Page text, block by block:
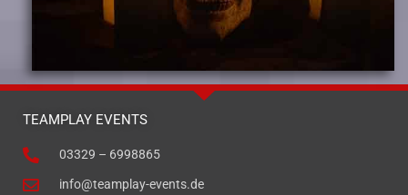
TEAMPLAY EVENTS
03329 – 6998865
info@teamplay-events.de